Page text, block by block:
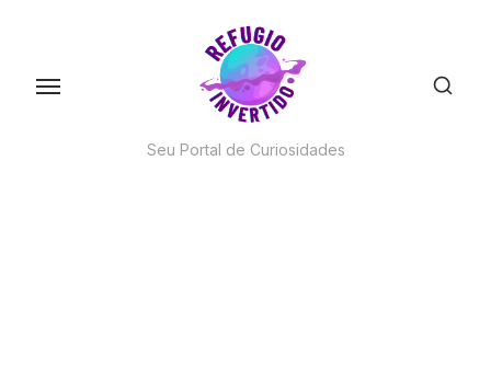
Seu Portal de Curiosidades